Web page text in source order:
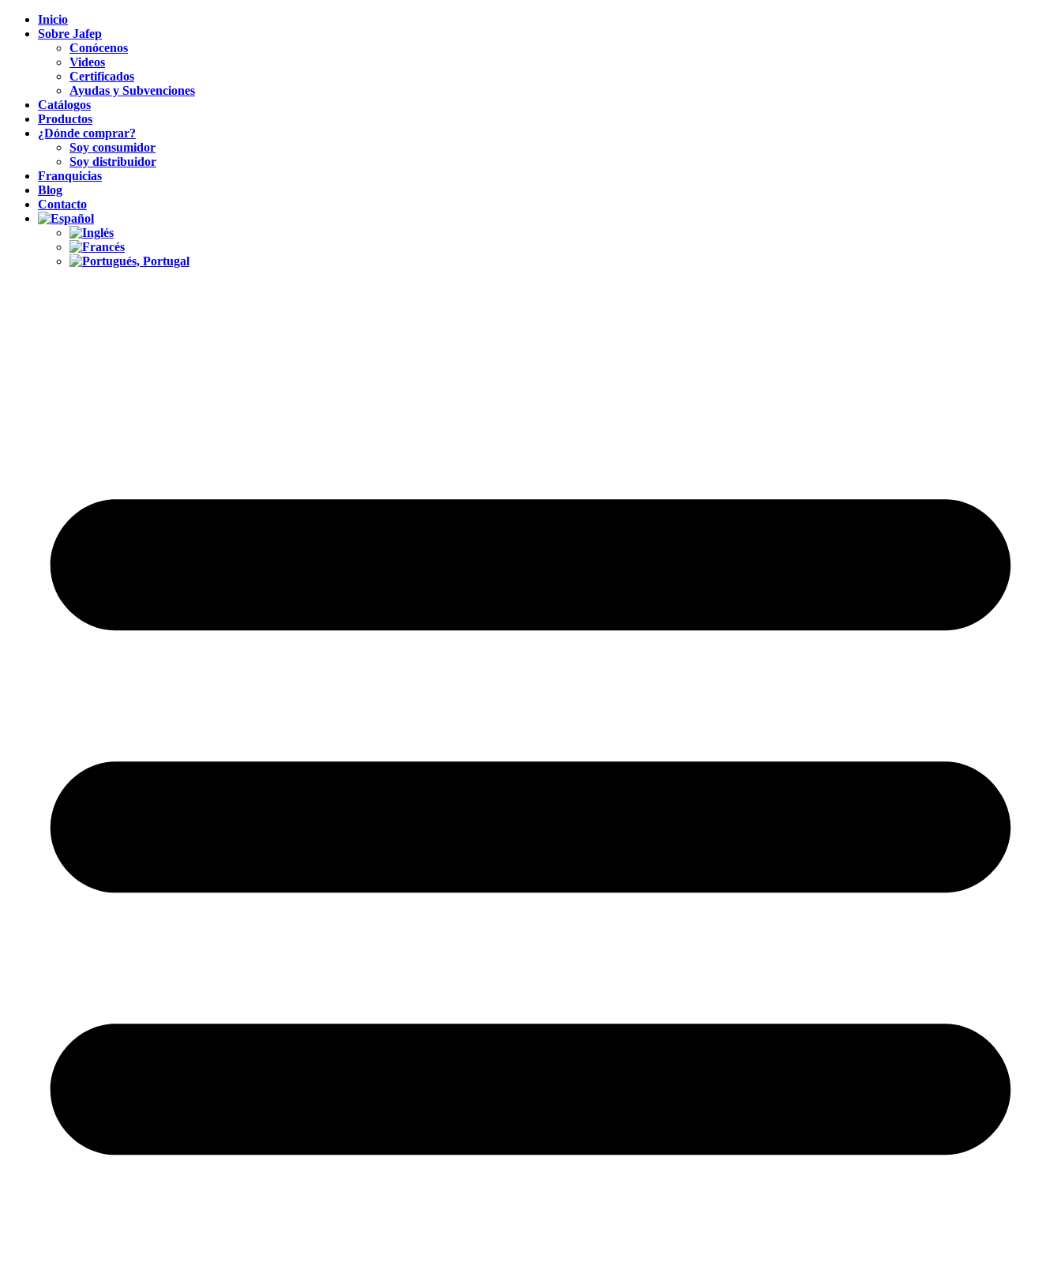
Inicio
Sobre Jafep
Conócenos
Videos
Certificados
Ayudas y Subvenciones
Catálogos
Productos
¿Dónde comprar?
Soy consumidor
Soy distribuidor
Franquicias
Blog
Contacto